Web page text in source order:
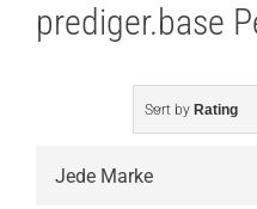
prediger.base
Sort by Rating